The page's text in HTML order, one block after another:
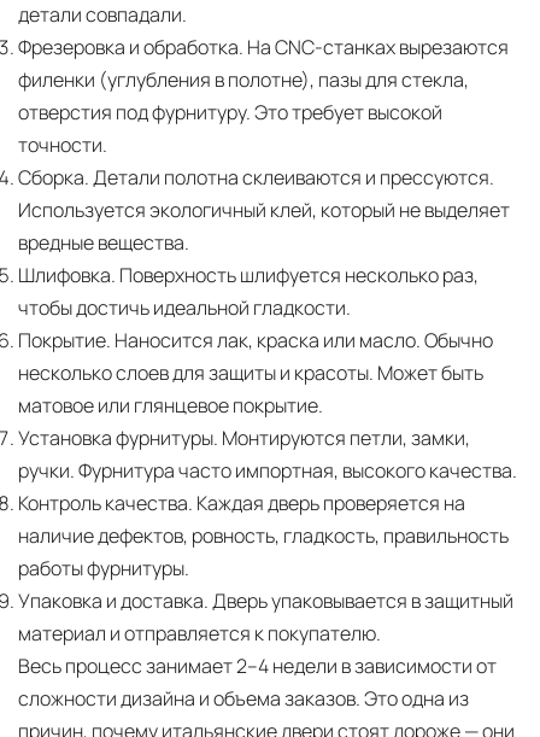
детали совпадали.
Фрезеровка и обработка. На CNC-станках вырезаются
филенки (углубления в полотне), пазы для стекла,
отверстия под фурнитуру. Это требует высокой
точности.
Сборка.Детали полотна склеиваются и прессуются.
Используется экологичный клей, который не выделяет
вредные вещества.
Шлифовка. Поверхность шлифуется несколько раз,
чтобы достичь идеальной гладкости.
Покрытие. Наносится лак, краска или масло. Обычно
несколько слоев для защиты и красоты. Может быть
матовое или глянцевое покрытие.
Установка фурнитуры. Монтируются петли, замки,
ручки. Фурнитура часто импортная, высокого качества.
Контроль качества. Каждая дверь проверяется на
наличие дефектов, ровность, гладкость, правильность
работы фурнитуры.
Упаковка и доставка.Дверь упаковывается в защитный
материал и отправляется к покупателю.
Весь процесс занимает 2–4 недели в зависимости от
сложности дизайна и объема заказов. Это одна из
причин, почему итальянские двери стоят дороже — они